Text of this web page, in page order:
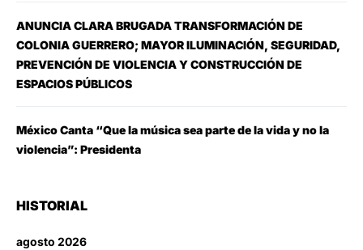
ANUNCIA CLARA BRUGADA TRANSFORMACIÓN DE
COLONIA GUERRERO; MAYOR ILUMINACIÓN, SEGURIDAD,
PREVENCIÓN DE VIOLENCIA Y CONSTRUCCIÓN DE
ESPACIOS PÚBLICOS
México Canta “Que la música sea parte de la vida y no la
violencia”: Presidenta
HISTORIAL
agosto 2026